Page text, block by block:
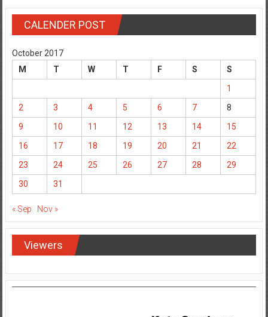
CALENDER POST
October 2017
M
T W T F S
S
1
2
3 4 5 6 7
8
9
10 11 12 13 14
15
16
17 18 19 20 21
22
23
24 25 26 27 28
29
30
31
« Sep Nov »
Viewers